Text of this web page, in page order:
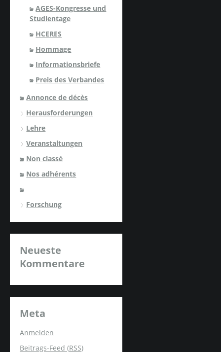
AGES-Kongresse und
Studientage
HCERES
Hommage
Informationsbriefe
Preis des Verbandes
Annonce de décès
Herausforderungen
Lehre
Veranstaltungen
Non classé
Nos adhérents
Forschung
Neueste
Kommentare
Meta
Anmelden
Beitrags-Feed (RSS)